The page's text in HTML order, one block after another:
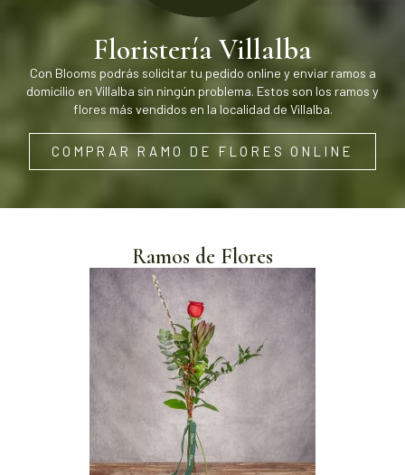
Floristería Villalba
Con Blooms podrás solicitar tu pedido online y enviar ramos a
domicilio en Villalba sin ningún problema. Estos son los ramos y
flores más vendidos en la localidad de Villalba.
COMPRAR RAMO DE FLORES ONLINE
Ramos de Flores